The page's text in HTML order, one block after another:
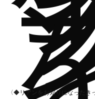
〈◆リアンをお知りになったき